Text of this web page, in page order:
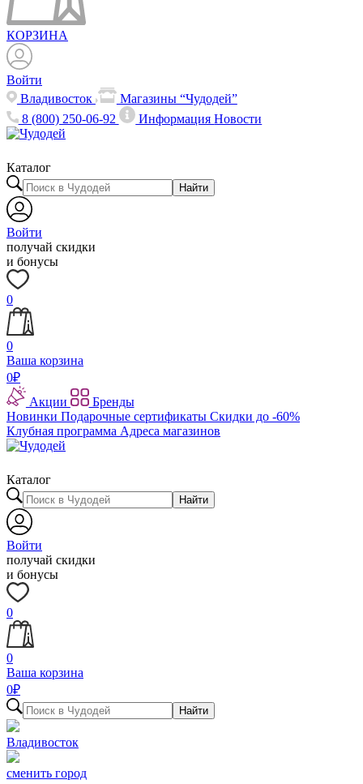
КОРЗИНА
Войти
Владивосток
Магазины “Чудодей”
8 (800) 250-06-92
ИнформацияНовости
Каталог
Найти
Войти
получай скидки
и бонусы
0
0
Ваша корзина
0₽
Акции
Бренды
Новинки Подарочные сертификаты Скидки до -60%
Клубная программа Адреса магазинов
Каталог
Найти
Войти
получай скидки
и бонусы
0
0
Ваша корзина
0₽
Найти
Владивосток
сменить город